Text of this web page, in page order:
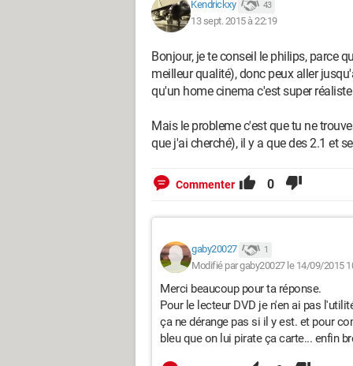
Kendrickxy 43
13 sept. 2015 à 22:19
Bonjour, je te conseil le philips, parce
meilleur qualité), donc peux aller
qu'un home cinema c'est super
Mais le probleme c'est que tu ne
que j'ai cherché), il y a que des 2.1 et
Commenter 0
gaby20027 1
Modifié par gaby20027 le 14/09/2015
Merci beaucoup pour ta réponse.
Pour le lecteur DVD je n'en ai pas
ça ne dérange pas si il y est. et pour
bleu que on lui pirate ça carte... enfin